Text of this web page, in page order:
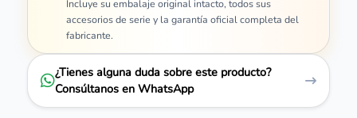
Incluye su embalaje original intacto, todos sus
accesorios de serie y la garantía oficial completa del
fabricante.
¿Tienes alguna duda sobre este producto?
Consúltanos en WhatsApp